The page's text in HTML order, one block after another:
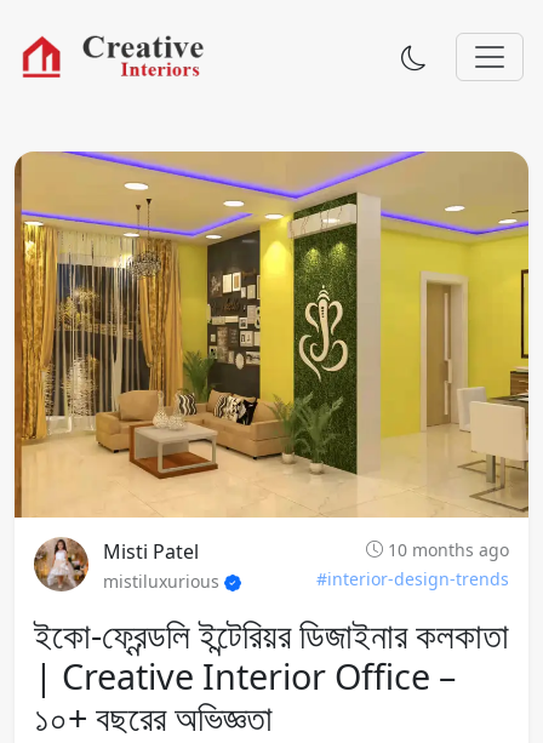
Misti Patel
10 months ago
mistiluxurious
#interior-design-trends
ইকো-ফ্রেন্ডলি ইন্টেরিয়র ডিজাইনার কলকাতা
| Creative Interior Office –
১০+ বছরের অভিজ্ঞতা